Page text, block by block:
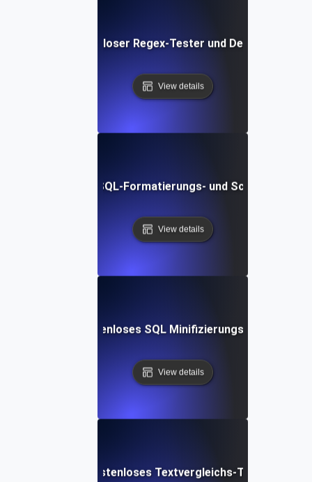
Kostenloser Regex-Tester und Debugger
View details
Kostenloses SQL-Formatierungs- und Schönheits-
View details
Kostenloses SQL Minifizierungs-Tool
View details
Kostenloses Textvergleichs-Tool